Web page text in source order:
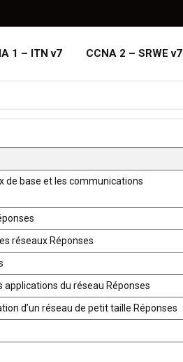
1 – ITN v7 CCNA 2 – SRWE v7
de base et les communications
réseaux Réponses
applications du réseau Réponses
d’un réseau de petit taille Réponses